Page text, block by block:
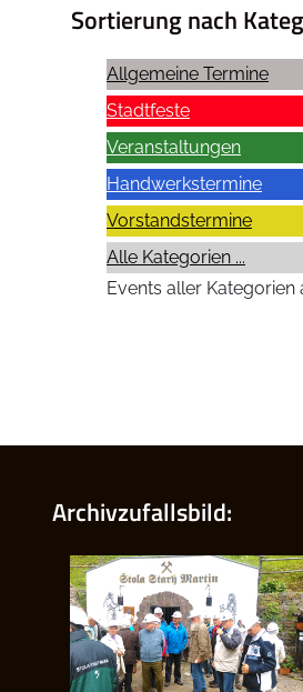
Sortierung nach
Allgemeine Termine
Stadtfeste
Veranstaltungen
Handwerkstermine
Vorstandstermine
Alle Kategorien ...
Events aller Kategorien
Archivzufallsbild: